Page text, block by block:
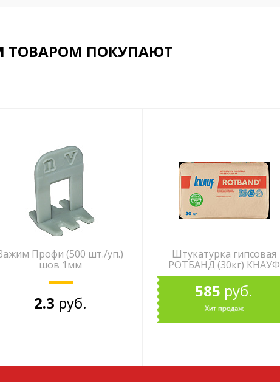
ТОВАРОМ ПОКУПАЮТ
Профи (500 шт./уп.)
шов 1мм
2.3 руб.
Штукатурка гипсовая
РОТБАНД (30кг) КНАУФ
585 руб.